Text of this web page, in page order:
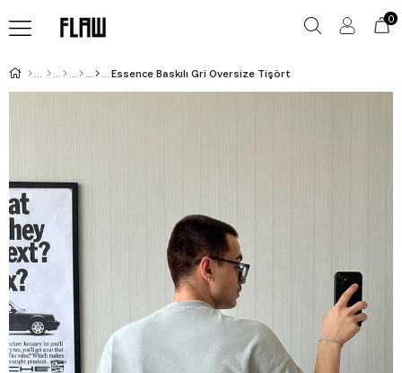
0
Essence Baskılı Gri Oversize Tişört